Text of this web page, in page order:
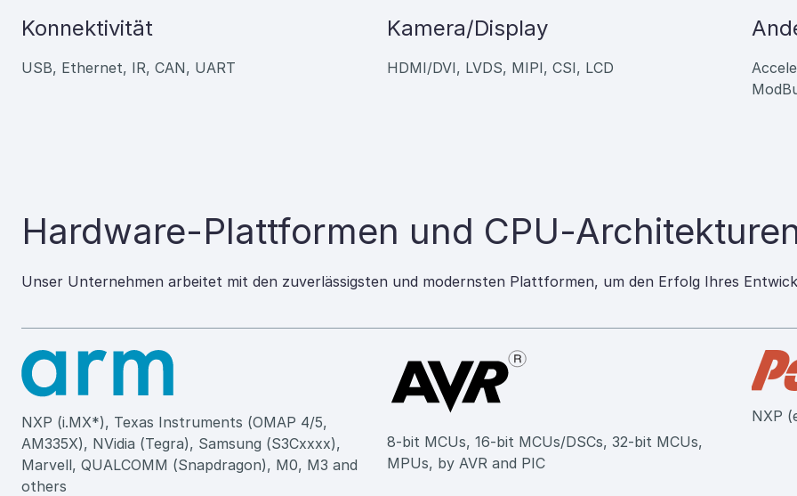
Konnektivität
USB, Ethernet, IR, CAN, UART
Kamera/Display
HDMI/DVI, LVDS, MIPI, CSI, LCD
Hardware-Plattformen und CPU-
Unser Unternehmen arbeitet mit den zuverlässigsten und modernsten Plattformen, um den Erfolg Ihres
NXP (i.MX*), Texas Instruments (OMAP 4/5,
AM335X), NVidia (Tegra), Samsung (S3Cxxxx),
Marvell, QUALCOMM (Snapdragon), M0, M3 and
others
8-bit MCUs, 16-bit MCUs/DSCs, 32-bit MCUs,
MPUs, by AVR and PIC
NXP